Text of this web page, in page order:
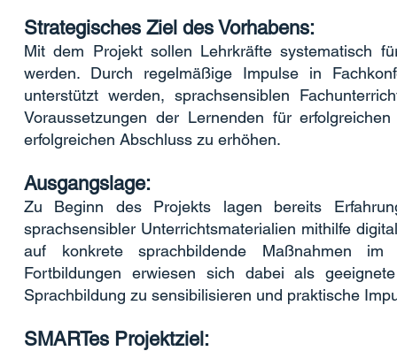
Strategisches Ziel des Vorhabens:
Mit dem Projekt sollen Lehrkräfte systematisch
werden. Durch regelmäßige Impulse in
unterstützt werden, sprachsensiblen
Voraussetzungen der Lernenden für
erfolgreichen Abschluss zu erhöhen.
Ausgangslage:
Zu Beginn des Projekts lagen bereits
sprachsensibler Unterrichtsmaterialien mithilfe
auf konkrete sprachbildende Maßnahmen im
Fortbildungen erwiesen sich dabei als
Sprachbildung zu sensibilisieren und praktische
SMARTes Projektziel: